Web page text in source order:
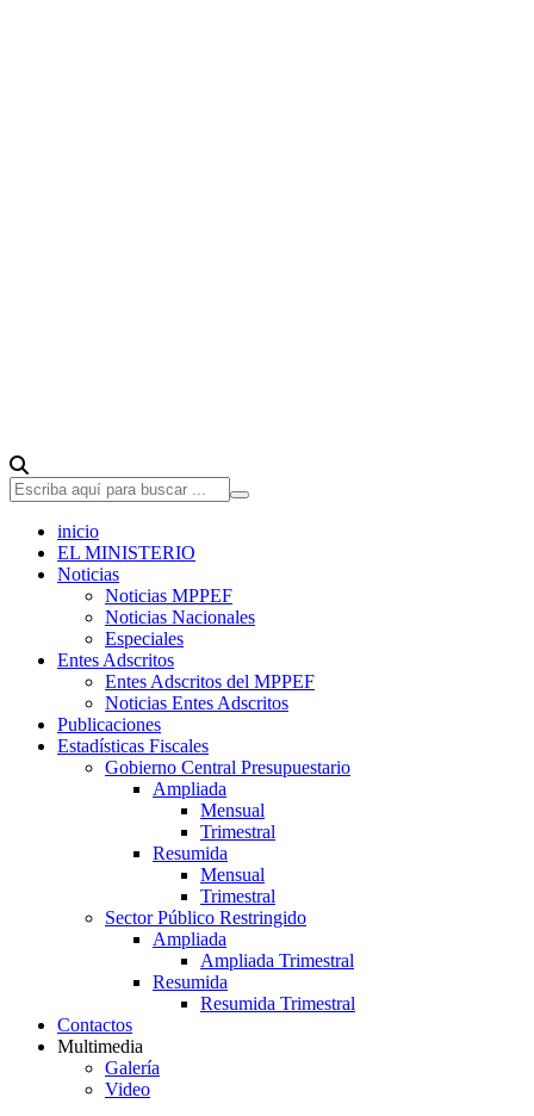
inicio
EL MINISTERIO
Noticias
Noticias MPPEF
Noticias Nacionales
Especiales
Entes Adscritos
Entes Adscritos del MPPEF
Noticias Entes Adscritos
Publicaciones
Estadísticas Fiscales
Gobierno Central Presupuestario
Ampliada
Mensual
Trimestral
Resumida
Mensual
Trimestral
Sector Público Restringido
Ampliada
Ampliada Trimestral
Resumida
Resumida Trimestral
Contactos
Multimedia
Galería
Video